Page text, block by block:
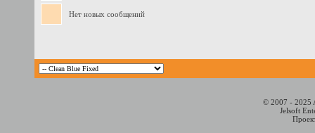
Нет новых сообщений
© 2007 - 2025
Jelsoft